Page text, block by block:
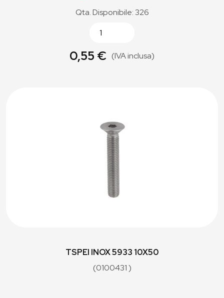
Qta. Disponibile: 326
0,55 € (IVA inclusa)
TSPEI INOX 5933 10X50
(0100431 )